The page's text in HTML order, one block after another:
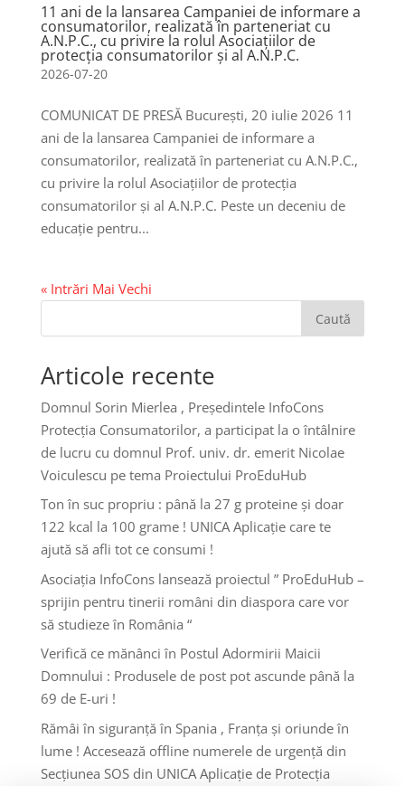
11 ani de la lansarea Campaniei de informare a
consumatorilor, realizată în parteneriat cu
A.N.P.C., cu privire la rolul Asociațiilor de
protecția consumatorilor și al A.N.P.C.
2026-07-20
COMUNICAT DE PRESĂ București, 20 iulie 2026 11
ani de la lansarea Campaniei de informare a
consumatorilor, realizată în parteneriat cu A.N.P.C.,
cu privire la rolul Asociațiilor de protecția
consumatorilor și al A.N.P.C. Peste un deceniu de
educație pentru...
« Intrări Mai Vechi
Caută
Articole recente
Domnul Sorin Mierlea , Președintele InfoCons
Protecția Consumatorilor, a participat la o întâlnire
de lucru cu domnul Prof. univ. dr. emerit Nicolae
Voiculescu pe tema Proiectului ProEduHub
Ton în suc propriu : până la 27 g proteine și doar
122 kcal la 100 grame ! UNICA Aplicație care te
ajută să afli tot ce consumi !
Asociația InfoCons lansează proiectul ” ProEduHub –
sprijin pentru tinerii români din diaspora care vor
să studieze în România “
Verifică ce mănânci în Postul Adormirii Maicii
Domnului : Produsele de post pot ascunde până la
69 de E-uri !
Rămâi în siguranță în Spania , Franța și oriunde în
lume ! Accesează offline numerele de urgență din
Secțiunea SOS din UNICA Aplicație de Protecția